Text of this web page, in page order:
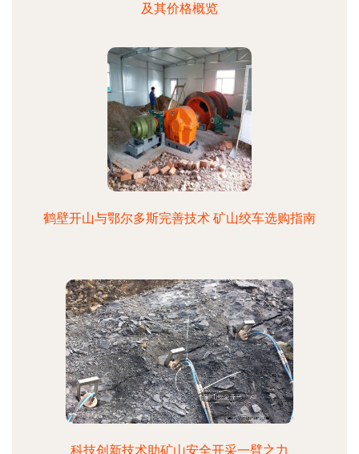
及其价格概览
鹤壁开山与鄂尔多斯完善技术 矿山绞车选购指南
科技创新技术助矿山安全开采一臂之力